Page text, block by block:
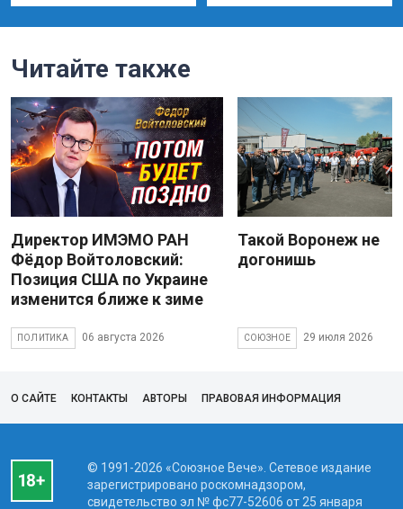
Читайте также
Директор ИМЭМО РАН
Фёдор Войтоловский:
Позиция США по Украине
изменится ближе к зиме
ПОЛИТИКА 06 августа 2026
Такой Воронеж не
догонишь
СОЮЗНОЕ 29 июля 2026
О САЙТЕ КОНТАКТЫ АВТОРЫ ПРАВОВАЯ ИНФОРМАЦИЯ
© 1991-2026 «Союзное Вече». Сетевое издание
зарегистрировано роскомнадзором,
свидетельство эл № фc77-52606 от 25 января